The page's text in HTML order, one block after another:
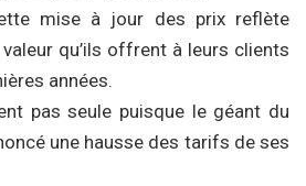
mise à jour des prix reflète
qu’ils offrent à leurs clients
années.
pas seule puisque le géant du
une hausse des tarifs de ses